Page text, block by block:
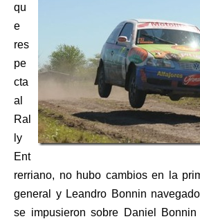
qu
e
res
pe
cta
al
Ral
ly
Ent
rerriano, no hubo cambios en la
general y Leandro Bonnin
se impusieron sobre Daniel